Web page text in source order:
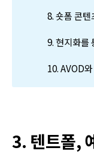
8. 숏폼 콘텐
9. 현지화
10. AVOD
3. 텐트폴,